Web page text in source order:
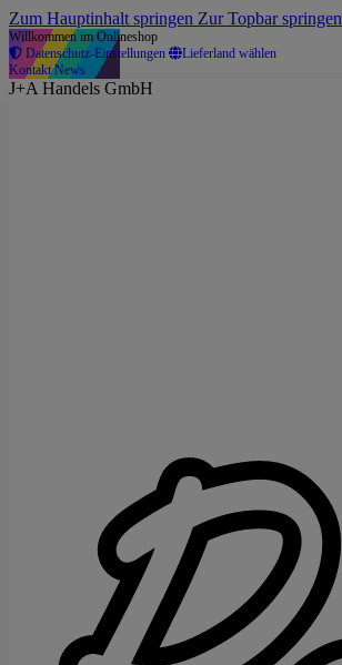
Zum Hauptinhalt springen Zur Topbar springen
Willkommen im Onlineshop
Datenschutz-Einstellungen
Lieferland wählen
KontaktNews
J+A Handels GmbH